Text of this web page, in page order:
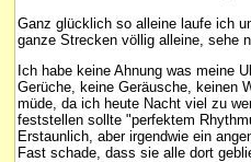
Ganz glücklich so alleine laufe ich
ganze Strecken völlig alleine, sehe
Ich habe keine Ahnung was meine
Gerüche, keine Geräusche, keinen
müde, da ich heute Nacht viel zu
feststellen sollte "perfektem
Erstaunlich, aber irgendwie ein
Fast schade, dass sie alle dort